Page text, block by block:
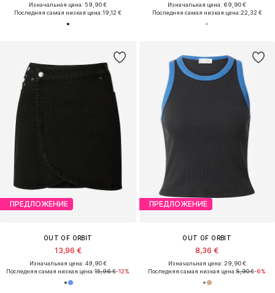
Изначальная цена: 59,90 €
Последняя самая низкая цена:19,12 €
Изначальная цена: 69,90 €
Последняя самая низкая цена:22,32 €
ПРЕДЛОЖЕНИЕ
OUT OF ORBIT
13,96 €
Изначальная цена: 49,90 €
Последняя самая низкая цена:15,96 €-12%
ПРЕДЛОЖЕНИЕ
OUT OF ORBIT
8,36 €
Изначальная цена: 29,90 €
Последняя самая низкая цена:8,90 €-6%